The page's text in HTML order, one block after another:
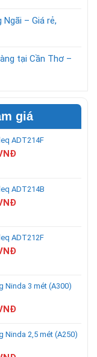
– Giá rẻ,
tại Cần Thơ –
giá
ADT214F
ADT214B
ADT212F
Ninda 3 mét (A300)
Ninda 2,5 mét (A250)